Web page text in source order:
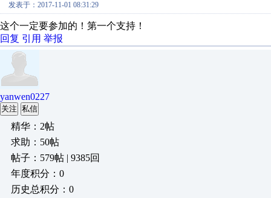
发表于：2017-11-01 08:31:29
这个一定要参加的！第一个支持！
回复 引用 举报
yanwen0227
关注 私信
精华：2帖
求助：50帖
帖子：579帖 | 9385回
年度积分：0
历史总积分：0